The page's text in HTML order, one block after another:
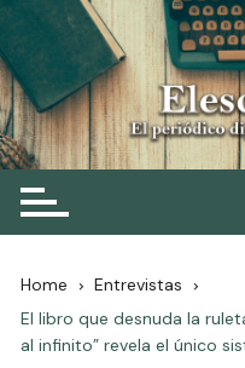
Skip
to
content
Elescritor.es
El periódico digital de los
Home
Entrevistas
El libro que desnuda la
al infinito” revela el único